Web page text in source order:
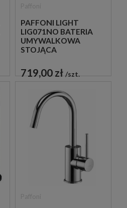
PAFFONI LIGHT
LIG071NO BATERIA
UMYWALKOWA
STOJĄCA
CZARNA
719,00 zł szt.